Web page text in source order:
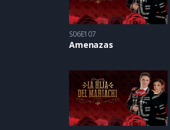
S06E107
Amenazas